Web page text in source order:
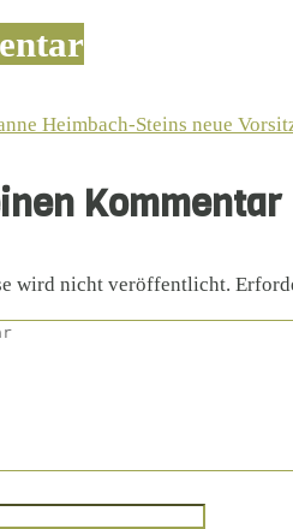
Heimbach-Steins neue
Kommentar
wird nicht veröffentlicht.